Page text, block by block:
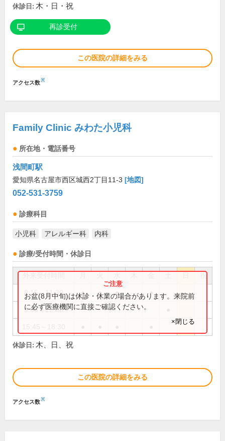
休診日: 木・日・祝
再診受付
この医院の詳細をみる
アクセス数※
Family Clinic みわた小児科
所在地・電話番号
浅間町駅
愛知県名古屋市西区城西2丁目11-3 [地図]
052-531-3759
診療科目
小児科 アレルギー科 内科
診療/受付時間・休診日
祝
8:15～11:30 ● ● ● ●
9:00～12:30
お盆(8月中旬)は休診・休業の場合があります。来院前
に必ず医療機関に直接ご確認ください。
×閉じる
休診日: 木、日、祝
この医院の詳細をみる
アクセス数※